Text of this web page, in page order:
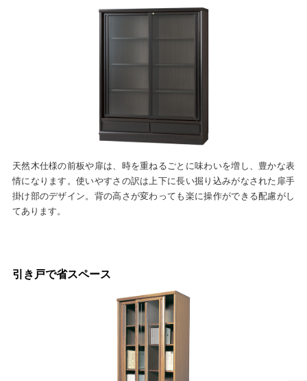
天然木仕様の前板や扉は、時を重ねるごとに味わいを増し、豊かな表
情になります。使いやすさの訳は上下に長い掘り込みがなされた扉手
掛け部のデザイン。背の高さが変わっても楽に操作ができる配慮がし
てあります。
引き戸で省スペース